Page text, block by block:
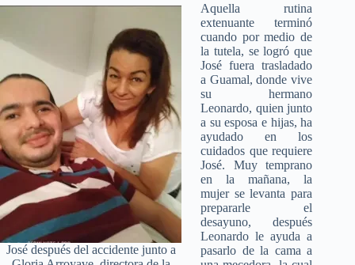
José después del accidente junto a
Aquella rutina
extenuante terminó
cuando por medio de
la tutela, se logró que
José fuera trasladado
a Guamal, donde vive
su hermano
Leonardo, quien junto
a su esposa e hijas, ha
ayudado en los
cuidados que requiere
José. Muy temprano
en la mañana, la
mujer se levanta para
prepararle el
desayuno, después
Leonardo le ayuda a
pasarlo de la cama a